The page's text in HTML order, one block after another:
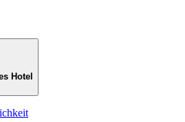
Hotel